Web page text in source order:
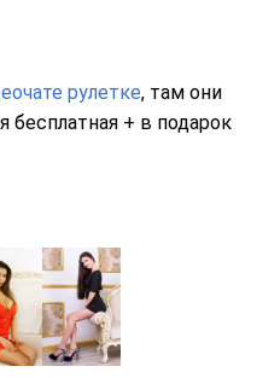
рулетке, там они
+ в подарок